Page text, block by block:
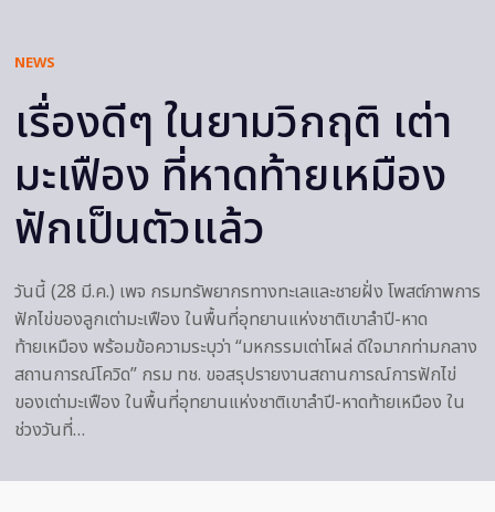
NEWS
เรื่องดีๆ ในยามวิกฤติ เต่า
มะเฟือง ที่หาดท้ายเหมือง
ฟักเป็นตัวแล้ว
วันนี้ (28 มี.ค.) เพจ กรมทรัพยากรทางทะเลและชายฝั่ง โพสต์ภาพการ
ฟักไข่ของลูกเต่ามะเฟือง ในพื้นที่อุทยานแห่งชาติเขาลำปี-หาด
ท้ายเหมือง พร้อมข้อความระบุว่า “มหกรรมเต่าโผล่ ดีใจมากท่ามกลาง
สถานการณ์โควิด” กรม ทช. ขอสรุปรายงานสถานการณ์การฟักไข่
ของเต่ามะเฟือง ในพื้นที่อุทยานแห่งชาติเขาลำปี-หาดท้ายเหมือง ใน
ช่วงวันที่…